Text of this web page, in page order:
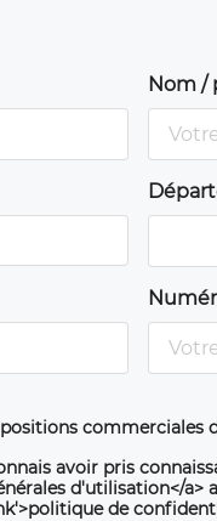
Nom /
commerciales
avoir pris
d'utilisation</a>
de